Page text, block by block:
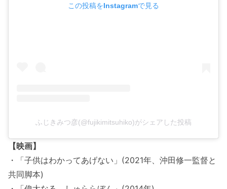
この投稿をInstagramで見る
ふじきみつ彦(@fujikimitsuhiko)がシェアした投稿
【映画】
・「子供はわかってあげない」(2021年、沖田修一監督と
共同脚本)